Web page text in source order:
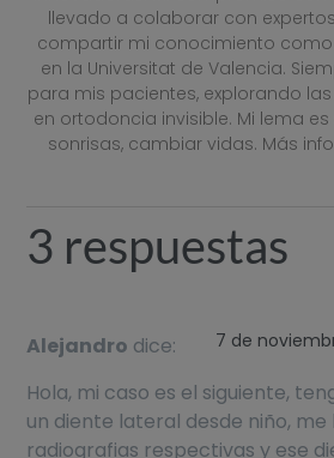
llevado a colaborar con
compartir mi conocimiento
en la Universitat de Valencia.
para mis pacientes, explorando
en ortodoncia invisible. Mi lema
sonrisas, cambiar vidas. Más info
3 respuestas
Alejandro dice: 7 de
Hola, mi caso es el siguiente,
un diente lateral desde niño,
radiografias respectivas y ese